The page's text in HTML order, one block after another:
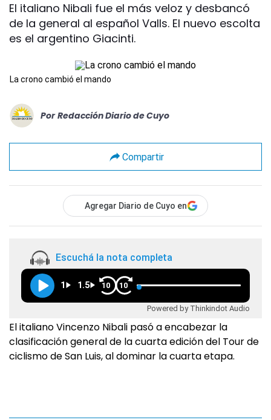
El italiano Nibali fue el más veloz y desbancó
de la general al español Valls. El nuevo escolta
es el argentino Giacinti.
La crono cambió el mando
Por Redacción Diario de Cuyo
Compartir
Agregar Diario de Cuyo en
Escuchá la nota completa
1 1.5 10 10
Powered by Thinkindot Audio
El italiano Vincenzo Nibali pasó a encabezar la
clasificación general de la cuarta edición del Tour de
ciclismo de San Luis, al dominar la cuarta etapa.